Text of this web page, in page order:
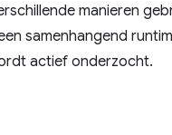
manieren
samenhangend
actief onderzocht.